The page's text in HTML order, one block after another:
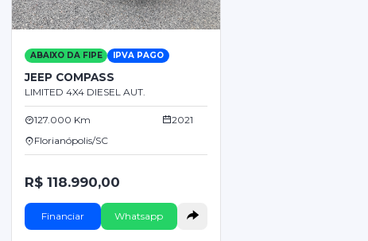
ABAIXO DA FIPE IPVA PAGO
JEEP COMPASS
LIMITED 4X4 DIESEL AUT.
127.000 Km
2021
Florianópolis/SC
R$ 118.990,00
Financiar Whatsapp